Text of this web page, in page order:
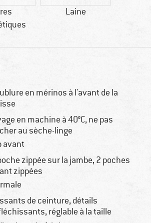
Laine
en mérinos à l'avant de la
en machine à 40°C, ne pas
au sèche-linge
avant
zippée sur la jambe, 2 poches
zippées
de ceinture, détails
réglable à la taille